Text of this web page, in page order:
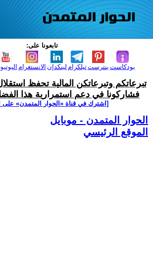
تابعونا على:
الانستغرام لينكدإن تيلكرامبنترست بودكاست
تبرعاتكم وتبرعاتكن المالية تحفظ
فشاركونا في دعم استمرارية هذا
[اشترك في قناة ‫«الحوار المتمدن» على
الحوار المتمدن - موبايل
الموقع الرئيسي